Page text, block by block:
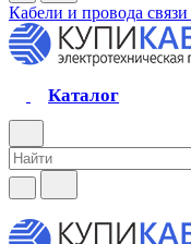
Кабели и провода связи
Каталог